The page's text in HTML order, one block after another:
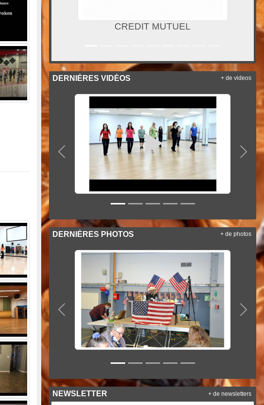
FSGT 94
DERNIÈRES VIDÉOS
Précedent
+ de videos
DERNIÈRES PHOTOS
Précedent
+ de photos
NEWSLETTER + de newsletters